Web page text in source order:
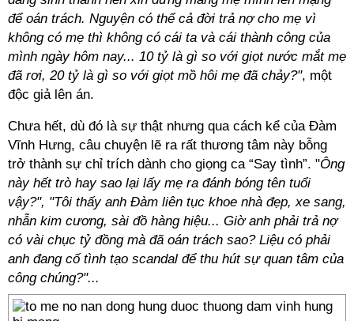
để oán trách. Nguyện có thể cả đời trả nợ cho mẹ vì
không có mẹ thì không có cái ta và cái thành công của
mình ngày hôm nay... 10 tỷ là gì so với giọt nước mắt mẹ
đã rơi, 20 tỷ là gì so với giọt mồ hôi mẹ đã chảy?", một
độc giả lên án.
Chưa hết, dù đó là sự thật nhưng qua cách kể của Đàm
Vĩnh Hưng, câu chuyện lẽ ra rất thương tâm này bỗng
trở thành sự chỉ trích dành cho giọng ca “Say tình”. "Ông
này hết trò hay sao lại lấy mẹ ra đánh bóng tên tuổi
vậy?", "Tôi thấy anh Đàm liên tục khoe nhà đẹp, xe sang,
nhẫn kim cương, sài đồ hàng hiệu... Giờ anh phải trả nợ
có vài chục tỷ đồng mà đã oán trách sao? Liệu có phải
anh đang cố tình tạo scandal để thu hút sự quan tâm của
công chúng?"...